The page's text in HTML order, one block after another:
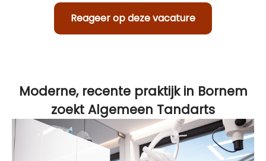
Reageer op deze vacature
Moderne, recente praktijk in Bornem
zoekt Algemeen Tandarts